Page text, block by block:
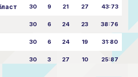
30 9 21 27 43:73
30 6 24 23 38:76
30 6 24 19 31:80
30 3 27 10 25:87